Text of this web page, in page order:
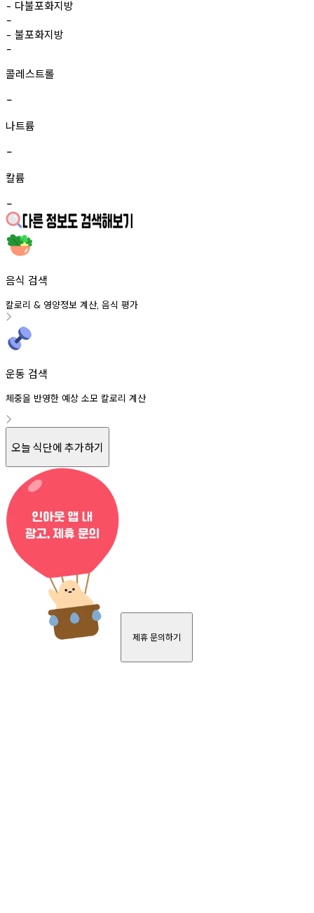
- 다불포화지방
-
- 불포화지방
-
콜레스트롤
-
나트륨
-
칼륨
-
음식 검색
칼로리 & 영양정보 계산, 음식 평가
운동 검색
체중을 반영한 예상 소모 칼로리 계산
오늘 식단에 추가하기
제휴 문의하기